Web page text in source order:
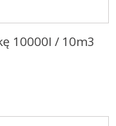
10000l / 10m3